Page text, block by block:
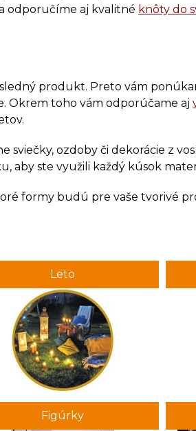
odporučíme aj kvalitné knôty do
produkt. Preto vám
Okrem toho vám odporúčame aj
sviečky, ozdoby či dekorácie z
aby ste využili každý kúsok
formy budú pre vaše tvorivé
Leto
Figúrky